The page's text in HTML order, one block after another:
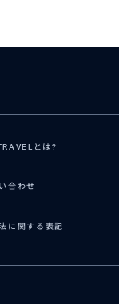
とは?
合わせ
に関する表記